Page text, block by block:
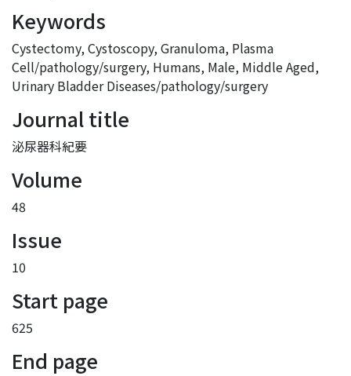
Keywords
Cystectomy,Cystoscopy,Granuloma, Plasma
Cell/pathology/surgery, Humans, Male, Middle Aged,
Urinary Bladder Diseases/pathology/surgery
Journal title
泌尿器科紀要
Volume
48
Issue
10
Start page
625
End page